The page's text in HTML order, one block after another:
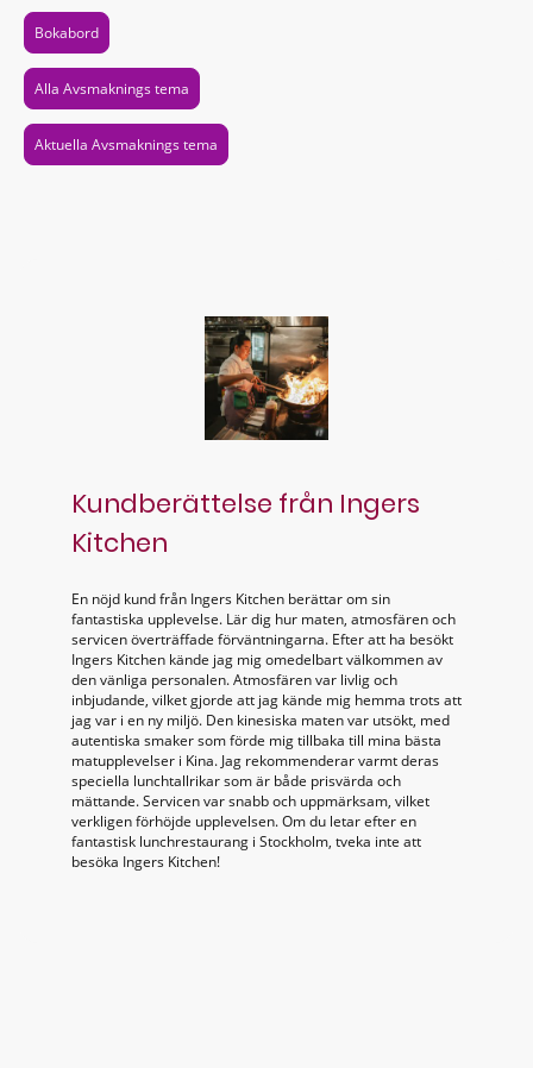
Bokabord
Alla Avsmaknings tema
Aktuella Avsmaknings tema
Kundberättelse från Ingers
Kitchen
En nöjd kund från Ingers Kitchen berättar om sin
fantastiska upplevelse. Lär dig hur maten, atmosfären och
servicen överträffade förväntningarna. Efter att ha besökt
Ingers Kitchen kände jag mig omedelbart välkommen av
den vänliga personalen. Atmosfären var livlig och
inbjudande, vilket gjorde att jag kände mig hemma trots att
jag var i en ny miljö. Den kinesiska maten var utsökt, med
autentiska smaker som förde mig tillbaka till mina bästa
matupplevelser i Kina. Jag rekommenderar varmt deras
speciella lunchtallrikar som är både prisvärda och
mättande. Servicen var snabb och uppmärksam, vilket
verkligen förhöjde upplevelsen. Om du letar efter en
fantastisk lunchrestaurang i Stockholm, tveka inte att
besöka Ingers Kitchen!